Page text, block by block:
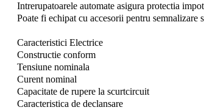
Intrerupatoarele automate asigura protectia
Poate fi echipat cu accesorii pentru semnalizare
Caracteristici Electrice
Constructie conform
Tensiune nominala
Curent nominal
Capacitate de rupere la scurtcircuit
Caracteristica de declansare